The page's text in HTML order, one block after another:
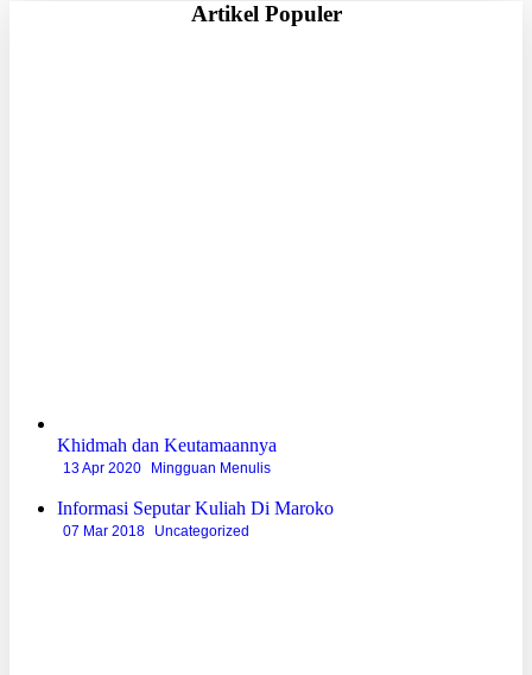
Artikel Populer
Khidmah dan Keutamaannya
13 Apr 2020 Mingguan Menulis
Informasi Seputar Kuliah Di Maroko
07 Mar 2018 Uncategorized